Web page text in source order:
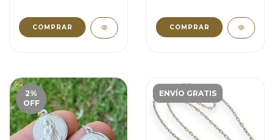
2%
OFF
ENVÍO GRATIS